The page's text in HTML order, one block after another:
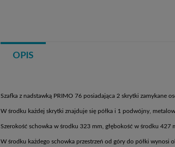
OPIS
Szafka z nadstawką PRIMO 76 posiadająca 2 skrytki zamykane
W środku każdej skrytki znajduje się półka i 1 podwójny,
Szerokość schowka w środku 323 mm, głębokość w środku 427
W środku każdego schowka przestrzeń od góry do półki wynosi